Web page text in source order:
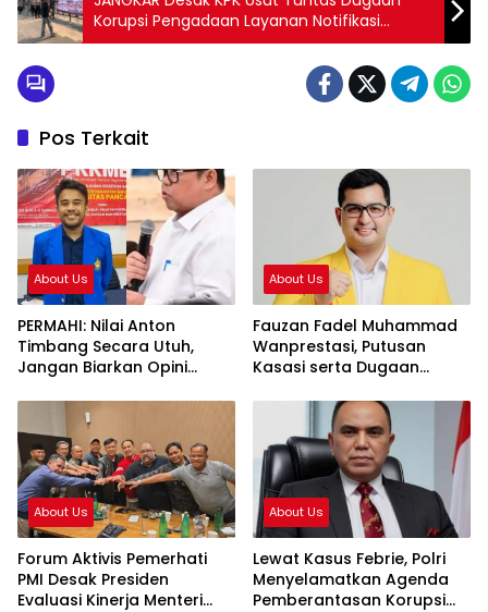
Korupsi Pengadaan Layanan Notifikasi
Perbankan, Nilai Potensi Kerugian Negara
Pos Terkait
About Us
PERMAHI: Nilai Anton
Timbang Secara Utuh,
Jangan Biarkan Opini
Keadilan
About Us
Fauzan Fadel Muhammad
Wanprestasi, Putusan
Kasasi serta Dugaan
Aset PT GME
About Us
Forum Aktivis Pemerhati
PMI Desak Presiden
Evaluasi Kinerja Menteri
About Us
Lewat Kasus Febrie, Polri
Menyelamatkan Agenda
Pemberantasan Korupsi